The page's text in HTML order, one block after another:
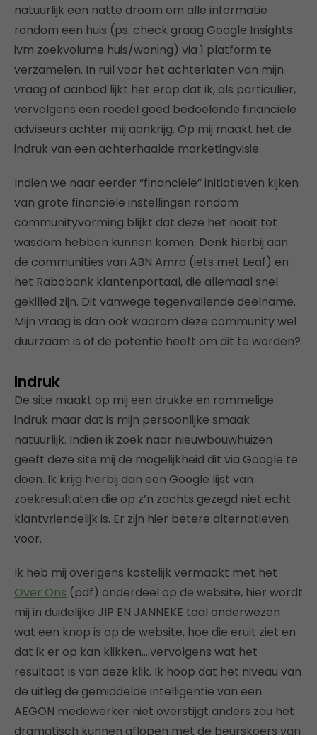
natuurlijk een natte droom om alle informatie
rondom een huis (ps. check graag Google Insights
ivm zoekvolume huis/woning) via 1 platform te
verzamelen. In ruil voor het achterlaten van mijn
vraag of aanbod lijkt het erop dat ik, als particulier,
vervolgens een roedel goed bedoelende financiele
adviseurs achter mij aankrijg. Op mij maakt het de
indruk van een achterhaalde marketingvisie.
Indien we naar eerder “financiële” initiatieven kijken
van grote financiele instellingen rondom
communityvorming blijkt dat deze het nooit tot
wasdom hebben kunnen komen. Denk hierbij aan
de communities van ABN Amro (iets met Leaf) en
het Rabobank klantenportaal, die allemaal snel
gekilled zijn. Dit vanwege tegenvallende deelname.
Mijn vraag is dan ook waarom deze community wel
duurzaam is of de potentie heeft om dit te worden?
Indruk
De site maakt op mij een drukke en rommelige
indruk maar dat is mijn persoonlijke smaak
natuurlijk. Indien ik zoek naar nieuwbouwhuizen
geeft deze site mij de mogelijkheid dit via Google te
doen. Ik krijg hierbij dan een Google lijst van
zoekresultaten die op z’n zachts gezegd niet echt
klantvriendelijk is. Er zijn hier betere alternatieven
voor.
Ik heb mij overigens kostelijk vermaakt met het
Over Ons (pdf) onderdeel op de website, hier wordt
mij in duidelijke JIP EN JANNEKE taal onderwezen
wat een knop is op de website, hoe die eruit ziet en
dat ik er op kan klikken….vervolgens wat het
resultaat is van deze klik. Ik hoop dat het niveau van
de uitleg de gemiddelde intelligentie van een
AEGON medewerker niet overstijgt anders zou het
dramatisch kunnen aflopen met de beurskoers van